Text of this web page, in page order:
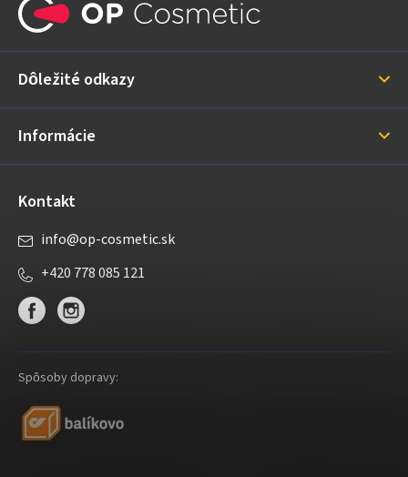
ä
i
Dôležité odkazy
Informácie
Kontakt
info@op-cosmetic.sk
+420 778 085 121
Spôsoby dopravy: